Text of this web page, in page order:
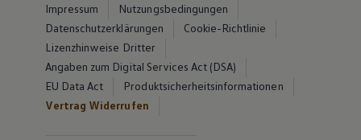
Impressum
Nutzungsbedingungen
Datenschutzerklärungen
Cookie-Richtlinie
Lizenzhinweise Dritter
Angaben zum Digital Services Act (DSA)
EU Data Act
Produktsicherheitsinformationen
Vertrag Widerrufen